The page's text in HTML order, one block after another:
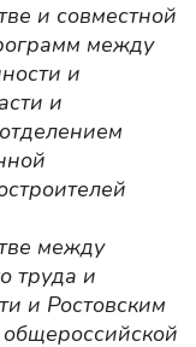
и совместной
между
и
и
между
труда и
и Ростовским